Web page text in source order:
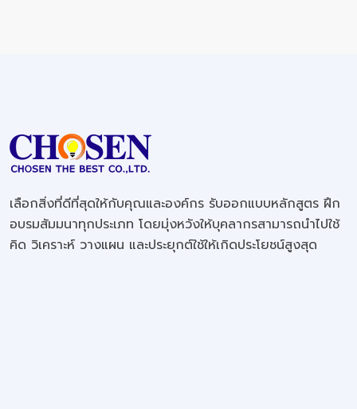
เลือกสิ่งที่ดีที่สุดให้กับคุณและองค์กร รับออกแบบหลักสูตร ฝึก
อบรมสัมมนาทุกประเภท โดยมุ่งหวังให้บุคลากรสามารถนำไปใช้
คิด วิเคราะห์ วางแผน และประยุกต์ใช้ให้เกิดประโยชน์สูงสุด